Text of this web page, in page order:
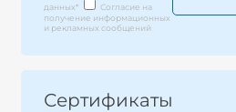
данных*
Согласие на
получение информационных
и рекламных сообщений
Сертификаты